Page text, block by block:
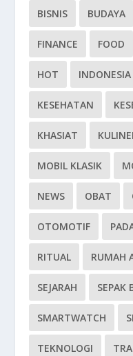
BISNIS BUDAYA
FINANCE FOOD
HOT INDONESIA
KESEHATAN
KHASIAT
MOBIL KLASIK
NEWS OBAT
OTOMOTIF
RITUAL RUMAH
SEJARAH SEPAK
SMARTWATCH
TEKNOLOGI